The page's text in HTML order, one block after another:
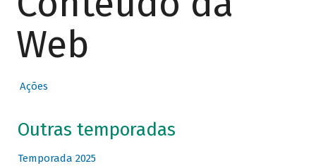
Web
Ações
Outras temporadas
Temporada 2025